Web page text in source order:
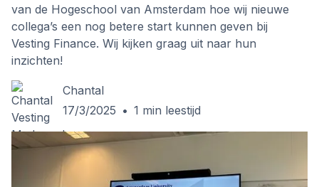
van de Hogeschool van Amsterdam hoe wij nieuwe
collega’s een nog betere start kunnen geven bij
Vesting Finance. Wij kijken graag uit naar hun
inzichten!
Chantal
17/3/2025 • 1 min leestijd